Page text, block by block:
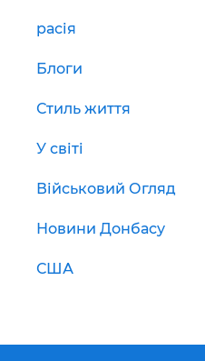
расія
Блоги
Стиль життя
У світі
Військовий Огляд
Новини Донбасу
США